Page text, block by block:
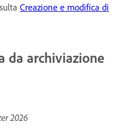
Creazione e modifica di
da archiviazione
2026